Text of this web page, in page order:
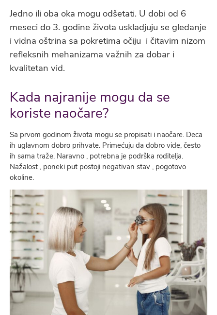
Jedno ili oba oka mogu odšetati. U dobi od 6
meseci do 3. godine života uskladjuju se gledanje
i vidna oštrina sa pokretima očiju i čitavim nizom
refleksnih mehanizama važnih za dobar i
kvalitetan vid.
Kada najranije mogu da se
koriste naočare?
Sa prvom godinom života mogu se propisati i naočare. Deca
ih uglavnom dobro prihvate. Primećuju da dobro vide, često
ih sama traže. Naravno , potrebna je podrška roditelja.
Nažalost , poneki put postoji negativan stav , pogotovo
okoline.